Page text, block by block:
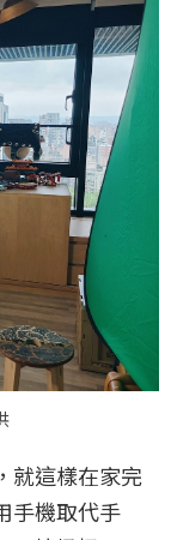
就這樣在家完
手機取代手